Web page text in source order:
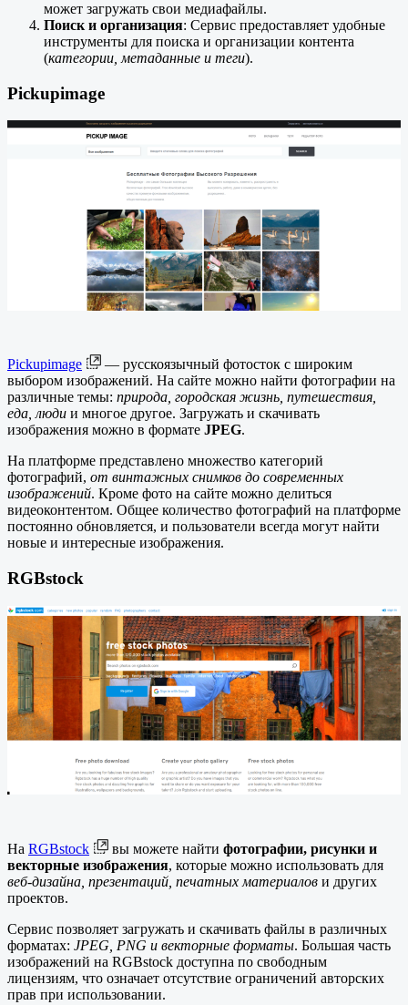
может загружать свои медиафайлы.
Поиск и организация: Сервис предоставляет удобные
инструменты для поиска и организации контента
(категории, метаданные и теги).
Pickupimage
Pickupimage
— русскоязычный фотосток с широким
выбором изображений. На сайте можно найти фотографии на
различные темы: природа, городская жизнь, путешествия,
еда, люди и многое другое. Загружать и скачивать
изображения можно в формате JPEG.
На платформе представлено множество категорий
фотографий, от винтажных снимков до современных
изображений. Кроме фото на сайте можно делиться
видеоконтентом. Общее количество фотографий на платформе
постоянно обновляется, и пользователи всегда могут найти
новые и интересные изображения.
RGBstock
На RGBstock вы можете найти фотографии, рисунки и
векторные изображения, которые можно использовать для
веб-дизайна, презентаций, печатных материалов и других
проектов.
Сервис позволяет загружать и скачивать файлы в различных
форматах: JPEG, PNG и векторные форматы. Большая часть
изображений на RGBstock доступна по свободным
лицензиям, что означает отсутствие ограничений авторских
прав при использовании.